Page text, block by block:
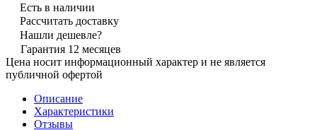
Есть в наличии
Рассчитать доставку
Нашли дешевле?
Гарантия 12 месяцев
Цена носит информационный характер и не является
публичной офертой
Описание
Характеристики
Отзывы